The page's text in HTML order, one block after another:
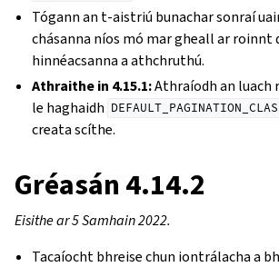
Tógann an t-aistriú bunachar sonraí
chásanna níos mó mar gheall ar roinnt
hinnéacsanna a athchruthú.
Athraithe in 4.15.1:Athraíodh an luach
le haghaidh
creata scíthe.
Gréasán 4.14.2
Eisithe ar 5 Samhain 2022.
Tacaíocht bhreise chun iontrálacha a